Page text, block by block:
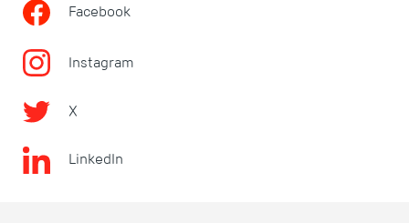
Facebook
Instagram
X
LinkedIn